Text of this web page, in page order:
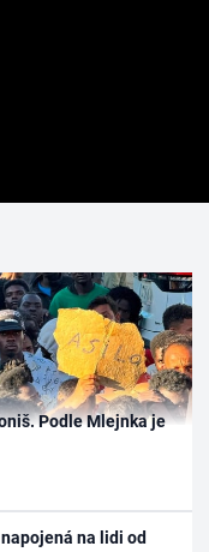
Podle Mlejnka je
na lidi od